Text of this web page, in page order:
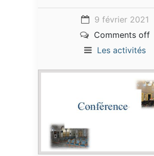
9 février 2021
Comments off
Les activités